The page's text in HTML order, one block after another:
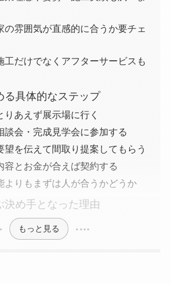
の雰囲気が直感的に合うか要チェ
工だけでなくアフターサービスも
る具体的なステップ
りあえず展示場に行く
談会・完成見学会に参加する
望を伝えて間取り提案してもらう
容とお金が合えば契約する
よりもまずは人が合うかどうか
決め手となった理由
もっと見る